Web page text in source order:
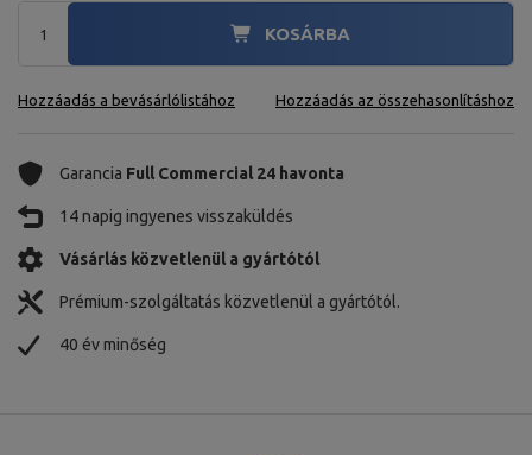
KOSÁRBA
Hozzáadás a bevásárlólistához Hozzáadás az összehasonlításhoz
Garancia Full Commercial 24 havonta
14 napig ingyenes visszaküldés
Vásárlás közvetlenül a gyártótól
Prémium-szolgáltatás közvetlenül a gyártótól.
40 év minőség